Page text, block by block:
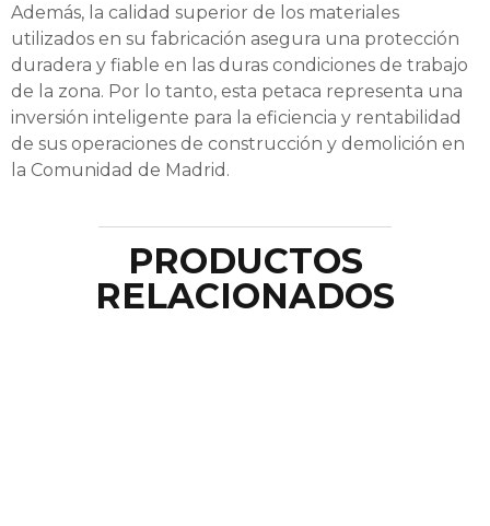
Además, la calidad superior de los materiales
utilizados en su fabricación asegura una protección
duradera y fiable en las duras condiciones de trabajo
de la zona. Por lo tanto, esta petaca representa una
inversión inteligente para la eficiencia y rentabilidad
de sus operaciones de construcción y demolición en
la Comunidad de Madrid.
PRODUCTOS
RELACIONADOS